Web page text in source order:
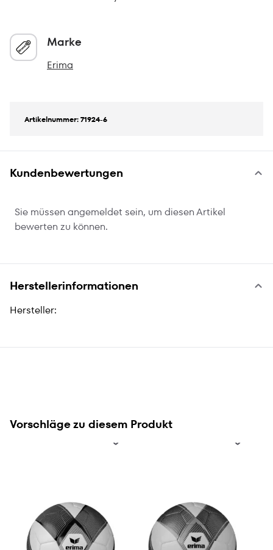
Marke
Erima
Artikelnummer: 71924-6
Kundenbewertungen
Sie müssen angemeldet sein, um diesen Artikel
bewerten zu können.
Herstellerinformationen
Hersteller:
Vorschläge zu diesem Produkt